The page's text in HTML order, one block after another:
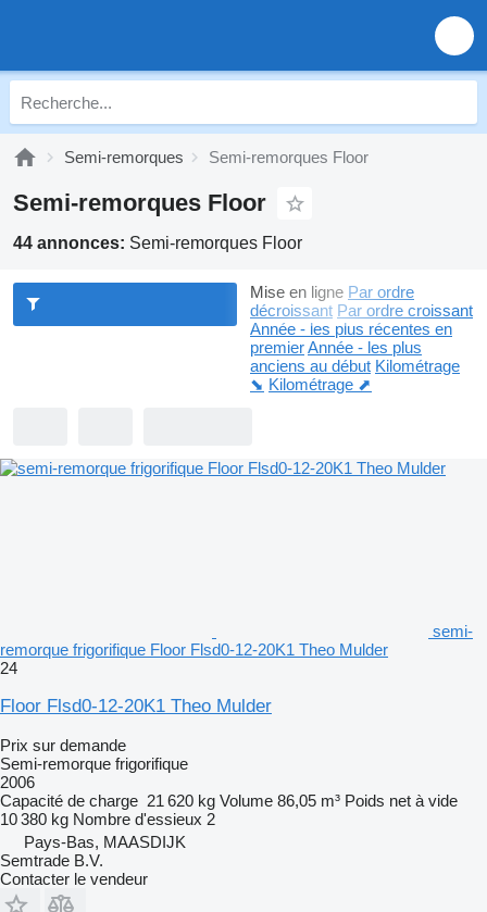
Semi-remorques Semi-remorques Floor
Semi-remorques Floor
44 annonces: Semi-remorques Floor
Mise en ligne Par ordre
décroissant Par ordre croissant
Année - les plus récentes en
premierAnnée - les plus
anciens au début Kilométrage
⬊ Kilométrage ⬈
semi-
remorque frigorifique Floor Flsd0-12-20K1 Theo Mulder
24
Floor Flsd0-12-20K1 Theo Mulder
Prix sur demande
Semi-remorque frigorifique
2006
Capacité de charge 21 620 kg Volume 86,05 m³ Poids net à vide
10 380 kg Nombre d'essieux 2
Pays-Bas, MAASDIJK
Semtrade B.V.
Contacter le vendeur